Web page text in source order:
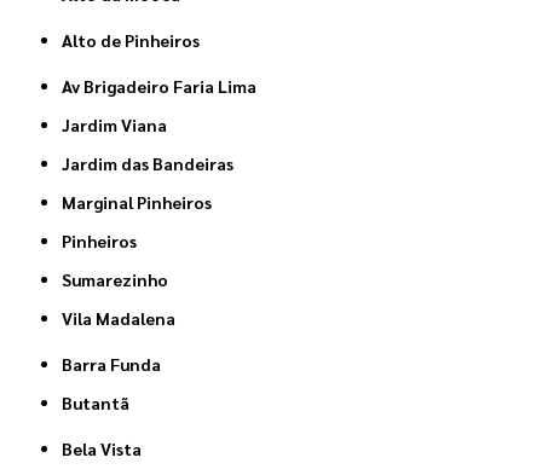
Alto de Pinheiros
Av Brigadeiro Faria Lima
Jardim Viana
Jardim das Bandeiras
Marginal Pinheiros
Pinheiros
Sumarezinho
Vila Madalena
Barra Funda
Butantã
Bela Vista